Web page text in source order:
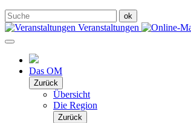
Veranstaltungen
Das OM
Zurück
Übersicht
Die Region
Zurück